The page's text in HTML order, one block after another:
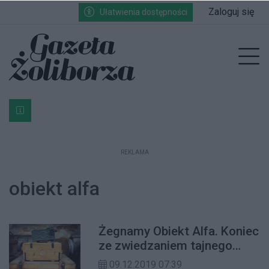
Przejdź do głównych treści
Przejdź do wyszukiwarki
Przejdź do głównego menuUłatwienia dostępności Zaloguj się
Bardzo ważna informacja dla podatników posiadających
REKLAMA
obiekt alfa
Żegnamy Obiekt Alfa. Koniec
ze zwiedzaniem tajnego
laboratorium
09.12.2019 07:39